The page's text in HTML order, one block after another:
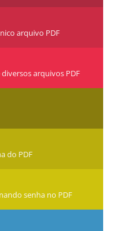
arquivo PDF
arquivos PDF
do PDF
senha no PDF